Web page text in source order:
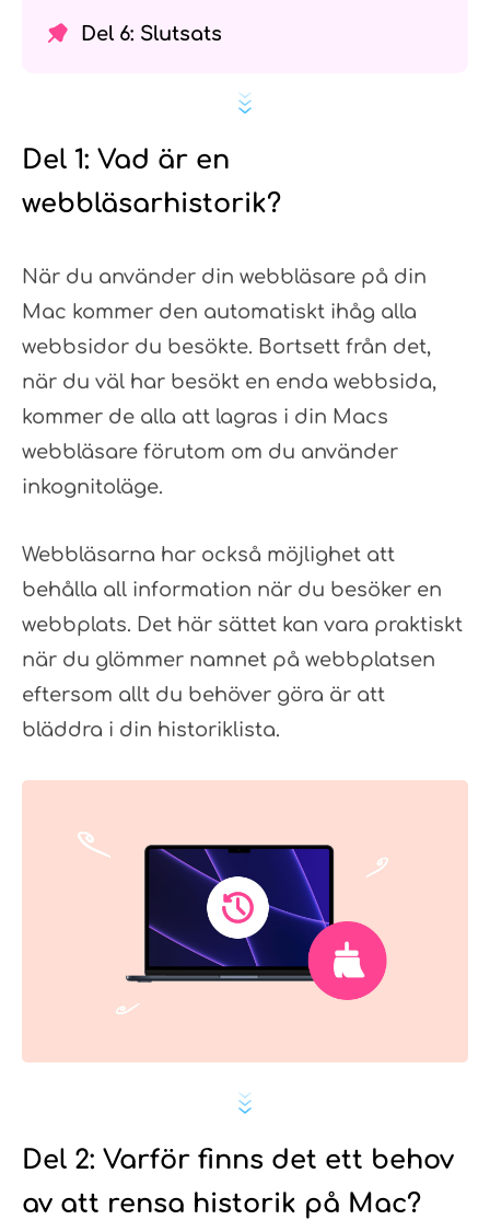
Del 6: Slutsats
Del 1: Vad är en
webbläsarhistorik?
När du använder din webbläsare på din
Mac kommer den automatiskt ihåg alla
webbsidor du besökte. Bortsett från det,
när du väl har besökt en enda webbsida,
kommer de alla att lagras i din Macs
webbläsare förutom om du använder
inkognitoläge.
Webbläsarna har också möjlighet att
behålla all information när du besöker en
webbplats. Det här sättet kan vara praktiskt
när du glömmer namnet på webbplatsen
eftersom allt du behöver göra är att
bläddra i din historiklista.
Del 2: Varför finns det ett behov
av att rensa historik på Mac?